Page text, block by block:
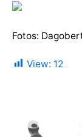
Fotos:
View: 12